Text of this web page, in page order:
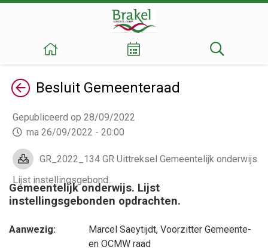
TerugBesluit Gemeenteraad
Gepubliceerd op 28/09/2022
ma 26/09/2022 - 20:00
GR_2022_134 GR Uittreksel Gemeentelijk onderwijs.
Lijst instellingsgebond..
Gemeentelijk onderwijs. Lijst
instellingsgebonden opdrachten.
Aanwezig: Marcel Saeytijdt, Voorzitter Gemeente-
en OCMW raad